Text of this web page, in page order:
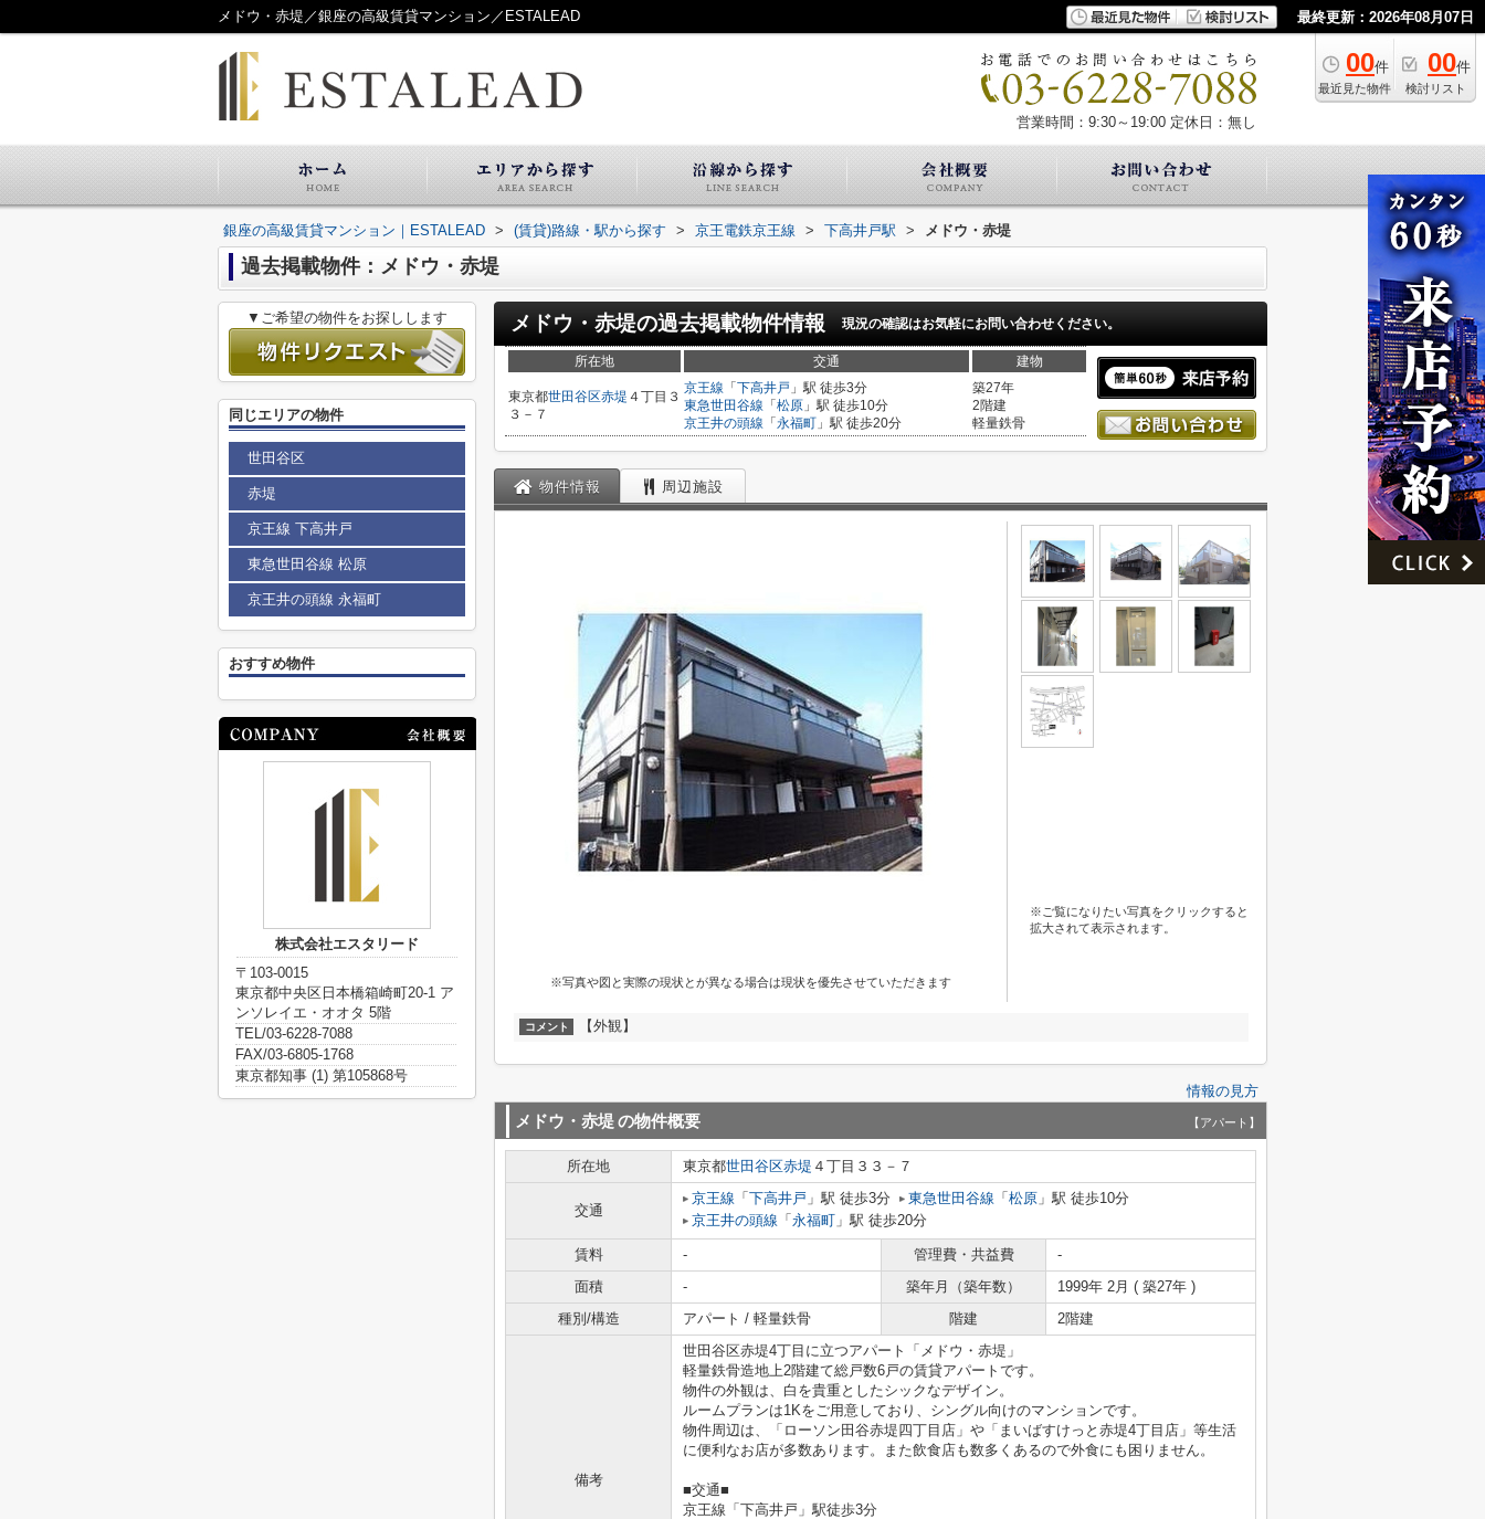
メドウ・赤堤／銀座の高級賃貸マンション／ESTALEAD 最終更新：2026年08月07日
00件
最近見た物件
00件
検討リスト
営業時間：9:30～19:00 定休日：無し
銀座の高級賃貸マンション｜ESTALEAD > (賃貸)路線・駅から探す > 京王電鉄京王線 > 下高井戸駅 > メドウ・赤堤
過去掲載物件：メドウ・赤堤
メドウ・赤堤の過去掲載物件情報 現況の確認はお気軽にお問い合わせください。
所在地 交通 建物
東京都世田谷区赤堤 ４丁目３
３－７
京王線 「 下高井戸 」駅 徒歩3分
東急世田谷線 「 松原 」駅 徒歩10分
京王井の頭線 「 永福町 」駅 徒歩20分
築27年
2階建
軽量鉄骨
物件情報 周辺施設
※写真や図と実際の現状とが異なる場合は現状を優先させていただきます
※ご覧になりたい写真をクリックすると
拡大されて表示されます。
コメント 【外観】
情報の見方
メドウ・赤堤の物件概要 【アパート】
所在地 東京都世田谷区赤堤 ４丁目３３－７
交通
京王線 「 下高井戸 」駅 徒歩3分 東急世田谷線 「 松原 」駅 徒歩10分
京王井の頭線 「 永福町 」駅 徒歩20分
賃料 - 管理費・共益費
-
面積
- 築年月（築年数）
1999年 2月 ( 築27年 )
種別/構造
アパート / 軽量鉄骨 階建 2階建
備考
世田谷区赤堤4丁目に立つアパート「メドウ・赤堤」
軽量鉄骨造地上2階建て総戸数6戸の賃貸アパートです。
物件の外観は、白を貴重としたシックなデザイン。
ルームプランは1Kをご用意しており、シングル向けのマンションです。
物件周辺は、「ローソン田谷赤堤四丁目店」や「まいばすけっと赤堤4丁目店」等生活
に便利なお店が多数あります。また飲食店も数多くあるので外食にも困りません。
■交通■
京王線「下高井戸」駅徒歩3分
▼ご希望の物件をお探しします
同じエリアの物件
世田谷区
赤堤
京王線 下高井戸
東急世田谷線 松原
京王井の頭線 永福町
おすすめ物件
株式会社エスタリード
〒103-0015
東京都中央区日本橋箱崎町20-1 ア
ンソレイエ・オオタ 5階
TEL/03-6228-7088
FAX/03-6805-1768
東京都知事 (1) 第105868号